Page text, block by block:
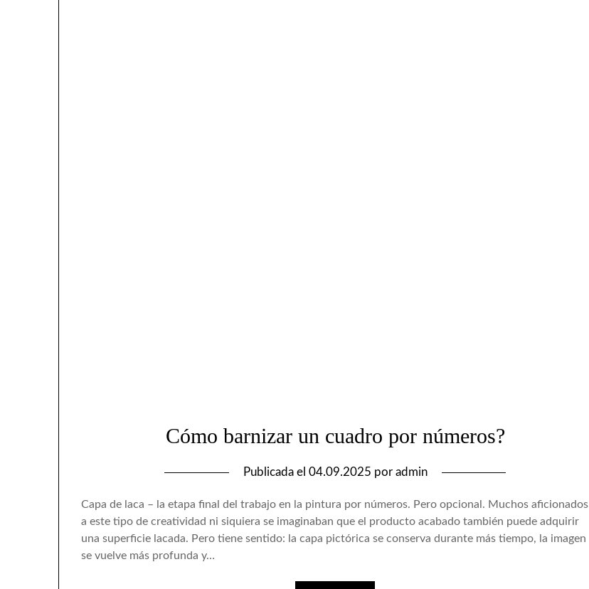
Cómo barnizar un cuadro por números?
Publicada el 04.09.2025 por admin
Capa de laca – la etapa final del trabajo en la pintura por números. Pero opcional. Muchos aficionados
a este tipo de creatividad ni siquiera se imaginaban que el producto acabado también puede adquirir
una superficie lacada. Pero tiene sentido: la capa pictórica se conserva durante más tiempo, la imagen
se vuelve más profunda y…